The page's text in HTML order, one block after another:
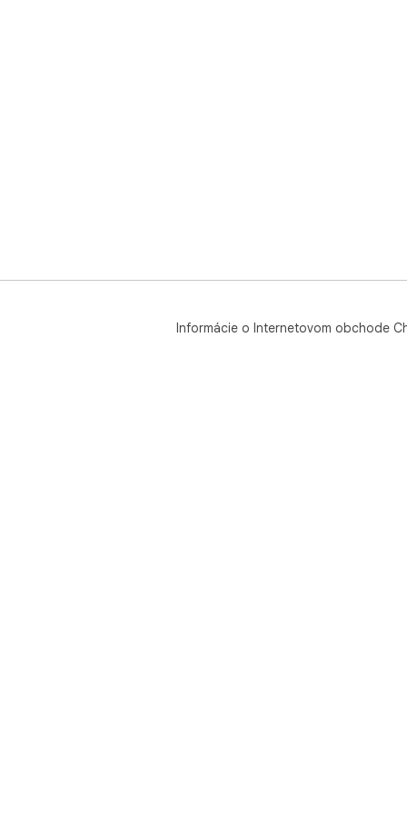
Informácie o Internetovom obchode